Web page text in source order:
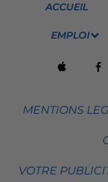
ACCUEIL
EMPLOI
MENTIONS
VOTRE